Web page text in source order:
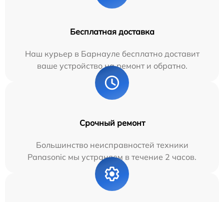
Бесплатная доставка
Наш курьер в Барнауле бесплатно доставит
ваше устройство на ремонт и обратно.
Срочный ремонт
Большинство неисправностей техники
Panasonic мы устраняем в течение 2 часов.